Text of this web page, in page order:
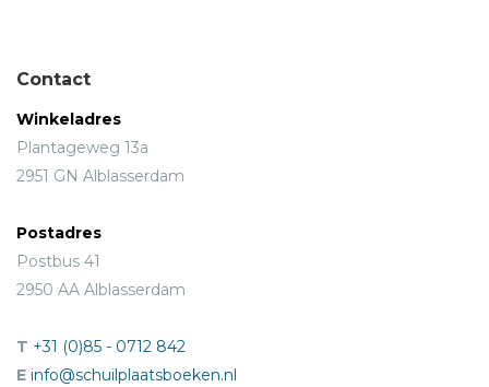
Contact
Winkeladres
Plantageweg 13a
2951 GN Alblasserdam
Postadres
Postbus 41
2950 AA Alblasserdam
T +31 (0)85 - 0712 842
E info@schuilplaatsboeken.nl